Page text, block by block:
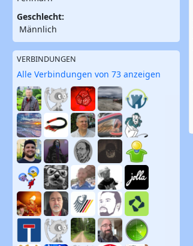
Geschlecht:
Männlich
VERBINDUNGEN
Alle Verbindungen von 73 anzeigen